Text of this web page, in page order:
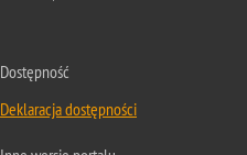
Dostępność
Deklaracja dostępności